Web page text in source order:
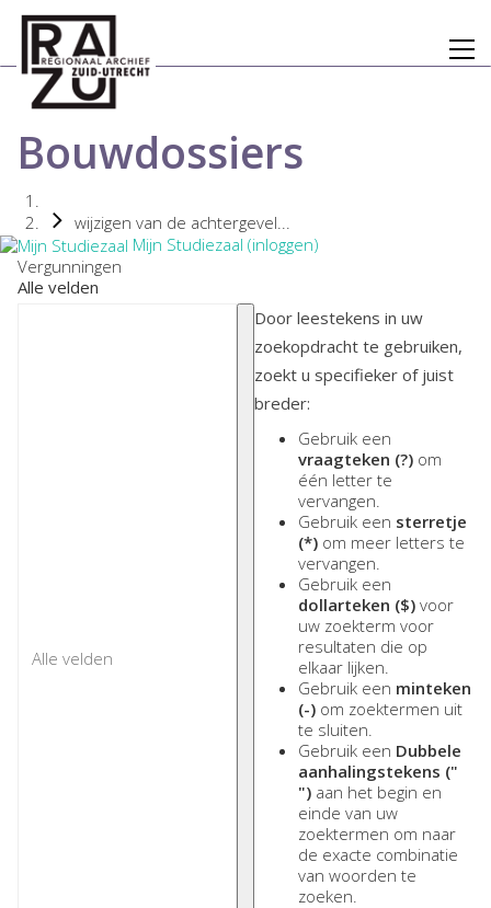
Bouwdossiers
wijzigen van de achtergevel...
Mijn Studiezaal (inloggen)
Vergunningen
Alle velden
Door leestekens in uw
zoekopdracht te gebruiken,
zoekt u specifieker of juist
breder:
Gebruik een
vraagteken (?) om
één letter te
vervangen.
Gebruik een sterretje
(*) om meer letters te
vervangen.
Gebruik een
dollarteken ($) voor
uw zoekterm voor
resultaten die op
elkaar lijken.
Gebruik een minteken
(-) om zoektermen uit
te sluiten.
Gebruik een Dubbele
aanhalingstekens ("
") aan het begin en
einde van uw
zoektermen om naar
de exacte combinatie
van woorden te
zoeken.